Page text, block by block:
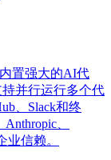
置强大的AI代
并行运行多个代
、Slack和终
、
业信赖。